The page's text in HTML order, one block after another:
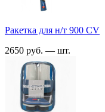
Ракетка для н/т 900 СV
2650 руб. — шт.